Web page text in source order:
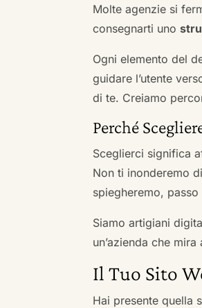
Molte agenzie si
consegnarti uno
Ogni elemento del
guidare l’utente
di te. Creiamo
Perché
Sceglierci significa
Non ti inonderemo
spiegheremo,
Siamo artigiani
un’azienda che
Il Tuo Sito
Hai presente quella